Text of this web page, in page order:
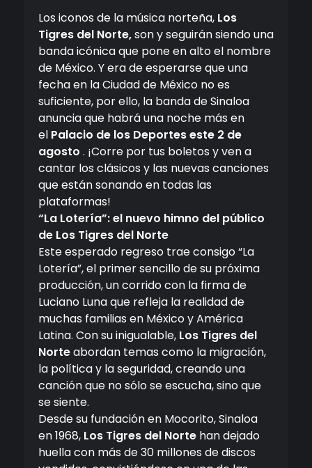
Los iconos de la música norteña, Los
Tigres del Norte,son y seguirán siendo una
banda icónica que pone en alto el nombre
de México. Y era de esperarse que una
fecha en la Ciudad de México no es
suficiente, por ello, la banda de Sinaloa
anuncia que habrá una noche más en
el Palacio de los Deportes este 2 de
agosto . ¡Corre por tus boletos y ven a
cantar los clásicos y las nuevas canciones
que están sonando en todas las
plataformas!
“La Lotería”: el nuevo himno del público
de Los Tigres del Norte
Este esperado regreso trae consigo “La
Lotería”, el primer sencillo de su próxima
producción, un corrido con la firma de
Luciano Luna que refleja la realidad de
muchas familias en México y América
Latina. Con su inigualable, Los Tigres del
Norteabordan temas como la migración,
la política y la seguridad, creando una
canción que no sólo se escucha, sino que
se siente.
Desde su fundación en Mocorito, Sinaloa
en 1968, Los Tigres del Norte han dejado
huella con más de 30 millones de discos